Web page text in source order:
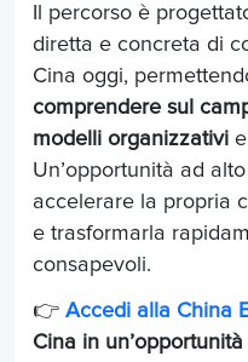
Il percorso è
diretta e concreta di
Cina oggi,
comprendere sul
modelli organizzativi e
Un’opportunità ad
accelerare la propria
e trasformarla
consapevoli.
👉 Accedi alla China
Cina in